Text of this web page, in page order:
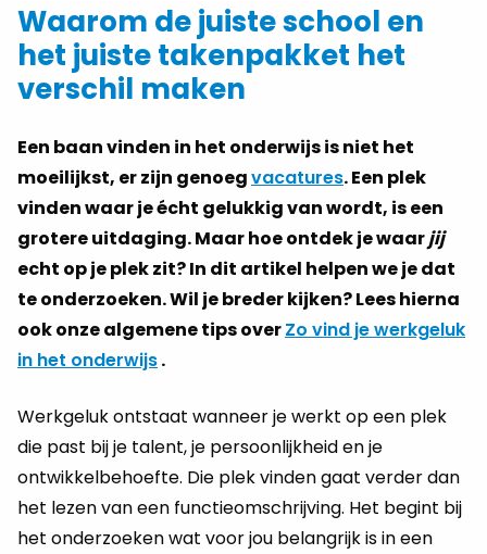
Waarom de juiste school en
het juiste takenpakket het
verschil maken
Een baan vinden in het onderwijs is niet het
moeilijkst, er zijn genoegvacatures. Een plek
vinden waar je écht gelukkig van wordt, is een
grotere uitdaging. Maar hoe ontdek je waarjij
echt op je plek zit? In dit artikel helpen we je dat
te onderzoeken. Wil je breder kijken? Lees hierna
ook onze algemene tips overZo vind je werkgeluk
in het onderwijs.
Werkgeluk ontstaat wanneer je werkt op een plek
die past bij je talent, je persoonlijkheid en je
ontwikkelbehoefte. Die plek vinden gaat verder dan
het lezen van een functieomschrijving. Het begint bij
het onderzoeken wat voor jou belangrijk is in een